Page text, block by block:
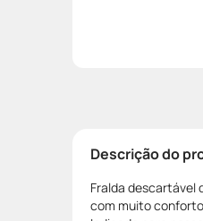
Descrição do
Fralda descartável
com muito